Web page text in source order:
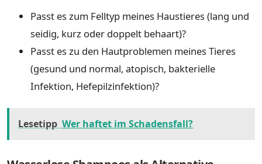
Passt es zum Felltyp meines Haustieres (lang und
seidig, kurz oder doppelt behaart)?
Passt es zu den Hautproblemen meines Tieres
(gesund und normal, atopisch, bakterielle
Infektion, Hefepilzinfektion)?
Lesetipp Wer haftet im Schadensfall?